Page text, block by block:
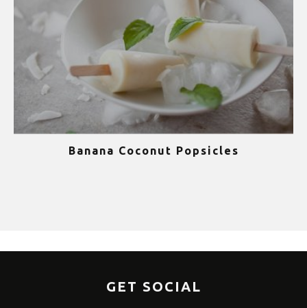
Banana Coconut Popsicles
GET SOCIAL